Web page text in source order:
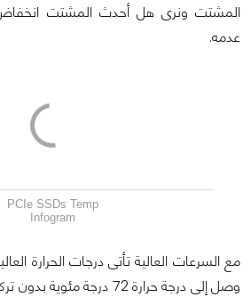
المشتت ونرى هل أحدث المشتت
عدمه.
PCIe SSDs Temp
Infogram
مع السرعات العالية تأتى درجات الحرارة
وصل إلى درجة حرارة 72 درجة